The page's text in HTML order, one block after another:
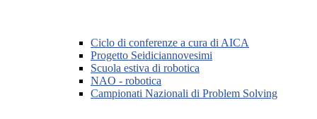
Ciclo di conferenze a cura di AICA
Progetto Seidiciannovesimi
Scuola estiva di robotica
NAO - robotica
Campionati Nazionali di Problem Solving